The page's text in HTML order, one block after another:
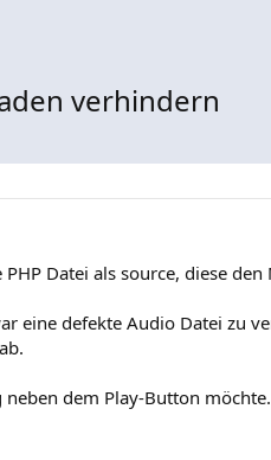
verhindern
Datei als source, diese
eine defekte Audio Datei zu
dem Play-Button